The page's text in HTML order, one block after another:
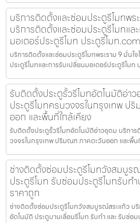
บริการติดตั้งและซ่อมประตูรีโมทพร
บริการติดตั้งและซ่อมประตูรีโมทแล
มอเตอร์ประตูรีโมท ประตูรีโมท.com
บริการติดตั้งและซ่อมประตูรีโมทพระราม 9 มั่นใ
ประตูรีโมทและการรับเปลี่ยนมอเตอร์ประตูรีโมท
รับติดตั้งประตูรั้วรีโมทอัตโนมัติอ่า
ประตูรีโมทครบวงจรในกรุงเทพ ป
ออก และพื้นที่ใกล้เคียง
รับติดตั้งประตูรั้วรีโมทอัตโนมัติอ่าวอุดม บริกา
วงจรในกรุงเทพ ปริมณฑ ภาคตะวันออก และพื้น
ช่างติดตั้งซ่อมประตูรีโมทวังสมบู
ประตูรีโมท รับซ่อมประตูรีโมทรับท
ราคาถูก
ช่างติดตั้งซ่อมประตูรีโมทวังสมบูรณ์สระแก้ว บ
อัตโนมัติ ประตูบานเลื่อนรีโมท รับทำ และ รับซ่อม